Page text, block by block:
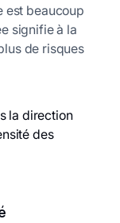
est beaucoup
signifie à la
de risques
la direction
des